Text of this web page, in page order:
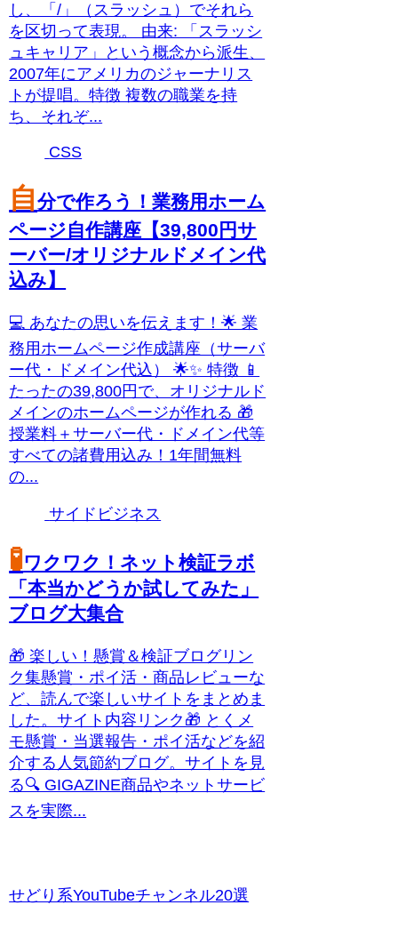
し、「/」（スラッシュ）でそれら
を区切って表現。 由来: 「スラッシ
ュキャリア」という概念から派生、
2007年にアメリカのジャーナリス
トが提唱。特徴 複数の職業を持
ち、それぞ...
CSS
自分で作ろう！業務用ホーム
ページ自作講座【39,800円サ
ーバー/オリジナルドメイン代
込み】
💻 あなたの思いを伝えます！🌟 業
務用ホームページ作成講座（サーバ
ー代・ドメイン代込） 🌟✨ 特徴 📱
たったの39,800円で、オリジナルド
メインのホームページが作れる 🎁
授業料＋サーバー代・ドメイン代等
すべての諸費用込み！1年間無料
の...
サイドビジネス
🧪ワクワク！ネット検証ラボ
「本当かどうか試してみた」
ブログ大集合
🎁 楽しい！懸賞＆検証ブログリン
ク集懸賞・ポイ活・商品レビューな
ど、読んで楽しいサイトをまとめま
した。サイト内容リンク🎁 とくメ
モ懸賞・当選報告・ポイ活などを紹
介する人気節約ブログ。サイトを見
る🔍 GIGAZINE商品やネットサービ
スを実際...
せどり系YouTubeチャンネル20選